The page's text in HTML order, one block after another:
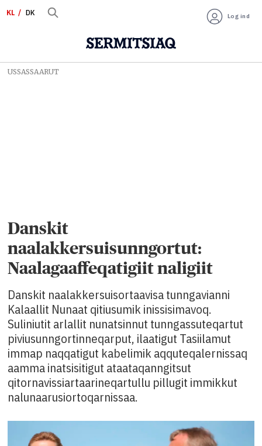
KL DK Log ind
USSASSAARUT
Danskit
naalakkersuisunngortut:
Naalagaaffeqatigiit naligiit
Danskit naalakkersuisortaavisa tunngavianni
Kalaallit Nunaat qitiusumik inissisimavoq.
Suliniutit arlallit nunatsinnut tunngassuteqartut
piviusunngortinneqarput, ilaatigut Tasiilamut
immap naqqatigut kabelimik aqquteqalernissaq
aamma inatsisitigut ataataqanngitsut
qitornavissiartaarineqartullu pillugit immikkut
nalunaarusiortoqarnissaa.